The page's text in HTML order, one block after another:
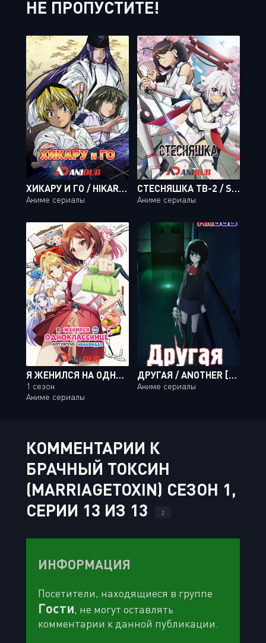
НЕ ПРОПУСТИТЕ!
ХИКАРУ И ГО / HIKARU NO GO [75 ИЗ 75 + SP 1]
Аниме сериалы
СТЕСНЯШКА ТВ-2 / SHY: TOKYO DAKKAN-HEN TV-2 [12 ИЗ 12]
Аниме сериалы
Я ЖЕНИЛСЯ НА ОДНОКЛАССНИЦЕ, КОТОРУЮ НЕНАВИДЕЛ
1 сезон
Аниме сериалы
ДРУГАЯ / ANOTHER [13 ИЗ 13]
Аниме сериалы
КОММЕНТАРИИ К
БРАЧНЫЙ ТОКСИН
(MARRIAGETOXIN) СЕЗОН 1,
СЕРИИ 13 ИЗ 13
2
ИНФОРМАЦИЯ
Посетители, находящиеся в группе
Гости, не могут оставлять
комментарии к данной публикации.